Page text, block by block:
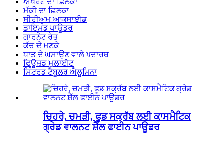
ਅਖਰੋਟ ਦਾ ਛਿਲਕਾ
ਮੱਕੀ ਦਾ ਛਿਲਕਾ
ਸੀਰੀਅਮ ਆਕਸਾਈਡ
ਡਾਇਮੰਡ ਪਾਊਡਰ
ਗਾਰਨੇਟ ਰੇਤ
ਕੱਚ ਦੇ ਮਣਕੇ
ਧਾਤ ਦੇ ਘਸਾਉਣ ਵਾਲੇ ਪਦਾਰਥ
ਫਿਊਜ਼ਡ ਮੁਲਾਈਟ
ਸਿੰਟਰਡ ਟੈਬੂਲਰ ਐਲੂਮਿਨਾ
ਚਿਹਰੇ, ਚਮੜੀ, ਫੂਡ ਸਕ੍ਰੱਬ ਲਈ ਕਾਸਮੈਟਿਕ
ਗ੍ਰੇਡ ਵਾਲਨਟ ਸ਼ੈੱਲ ਫਾਈਨ ਪਾਊਡਰ